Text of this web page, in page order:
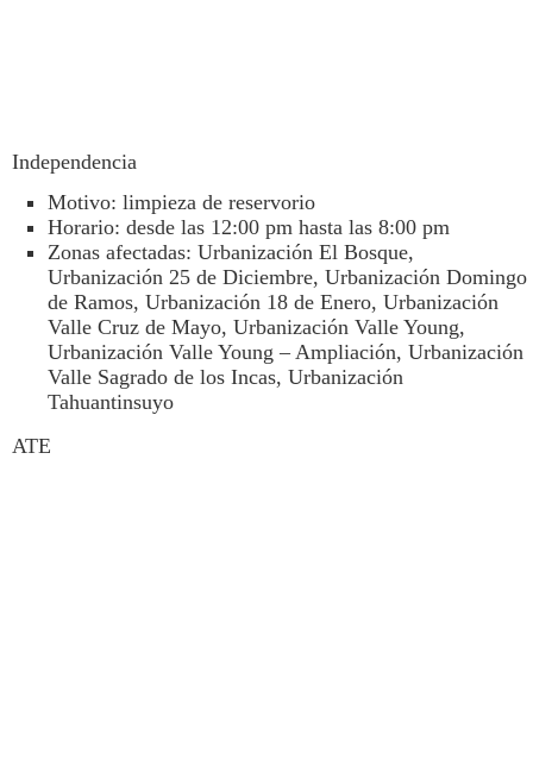
Independencia
Motivo: limpieza de reservorio
Horario: desde las 12:00 pm hasta las 8:00 pm
Zonas afectadas: Urbanización El Bosque,
Urbanización 25 de Diciembre, Urbanización Domingo
de Ramos, Urbanización 18 de Enero, Urbanización
Valle Cruz de Mayo, Urbanización Valle Young,
Urbanización Valle Young – Ampliación, Urbanización
Valle Sagrado de los Incas, Urbanización
Tahuantinsuyo
ATE